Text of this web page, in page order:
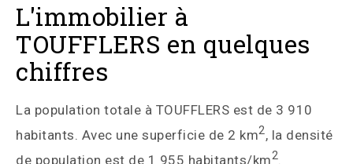
L'immobilier à
TOUFFLERS en quelques
chiffres
La population totale à TOUFFLERS est de 3 910
habitants. Avec une superficie de 2 km2, la densité
de population est de 1 955 habitants/km2.